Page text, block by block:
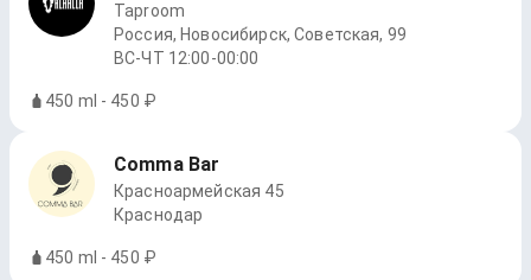
Taproom
Россия, Новосибирск, Советская, 99
ВС-ЧТ 12:00-00:00
450 ml - 450 ₽
Comma Bar
Красноармейская 45
Краснодар
450 ml - 450 ₽